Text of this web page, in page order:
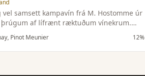
vel samsett kampavín frá M. Hostomme úr
af lífrænt ræktuðum vínekrum.
ávaxtaríkt og fínlegt með góðu jafnvægi.
Pinot Meunier 12%